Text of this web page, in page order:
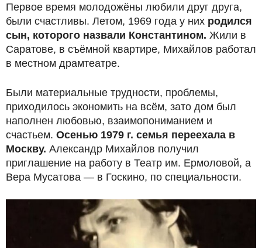
Первое время молодожёны любили друг друга,
были счастливы. Летом, 1969 года у них родился
сын, которого назвали Константином. Жили в
Саратове, в съёмной квартире, Михайлов работал
в местном драмтеатре.
Были материальные трудности, проблемы,
приходилось экономить на всём, зато дом был
наполнен любовью, взаимопониманием и
счастьем. Осенью 1979 г. семья переехала в
Москву. Александр Михайлов получил
приглашение на работу в Театр им. Ермоловой, а
Вера Мусатова — в Госкино, по специальности.